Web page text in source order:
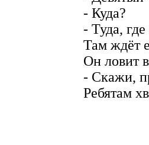
- Куда?
- Туда,
Там ждёт
Он ловит
- Скажи,
Ребятам